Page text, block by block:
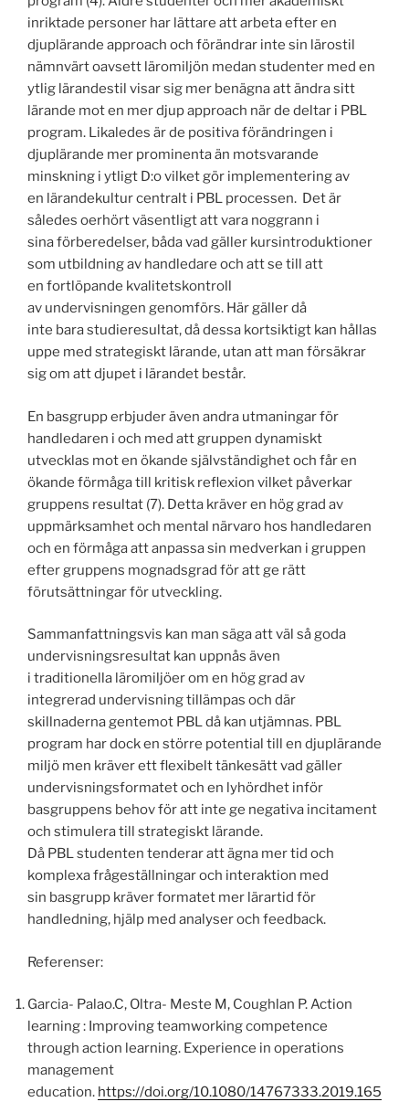
inriktade personer har lättare att arbeta efter en
djuplärande approach och förändrar inte sin lärostil
nämnvärt oavsett läromiljön medan studenter med en
ytlig lärandestil visar sig mer benägna att ändra sitt
lärande mot en mer djup approach när de deltar i PBL
program. Likaledes är de positiva förändringen i
djuplärande mer prominenta än motsvarande
minskning i ytligt D:o vilket gör implementering av
en lärandekultur centralt i PBL processen. Det är
således oerhört väsentligt att vara noggrann i
sina förberedelser, båda vad gäller kursintroduktioner
som utbildning av handledare och att se till att
en fortlöpande kvalitetskontroll
av undervisningen genomförs. Här gäller då
inte bara studieresultat, då dessa kortsiktigt kan hållas
uppe med strategiskt lärande, utan att man försäkrar
sig om att djupet i lärandet består.
En basgrupp erbjuder även andra utmaningar för
handledaren i och med att gruppen dynamiskt
utvecklas mot en ökande självständighet och får en
ökande förmåga till kritisk reflexion vilket påverkar
gruppens resultat (7). Detta kräver en hög grad av
uppmärksamhet och mental närvaro hos handledaren
och en förmåga att anpassa sin medverkan i gruppen
efter gruppens mognadsgrad för att ge rätt
förutsättningar för utveckling.
Sammanfattningsvis kan man säga att väl så goda
undervisningsresultat kan uppnås även
i traditionella läromiljöer om en hög grad av
integrerad undervisning tillämpas och där
skillnaderna gentemot PBL då kan utjämnas. PBL
program har dock en större potential till en djuplärande
miljö men kräver ett flexibelt tänkesätt vad gäller
undervisningsformatet och en lyhördhet inför
basgruppens behov för att inte ge negativa incitament
och stimulera till strategiskt lärande.
Då PBL studenten tenderar att ägna mer tid och
komplexa frågeställningar och interaktion med
sin basgrupp kräver formatet mer lärartid för
handledning, hjälp med analyser och feedback.
Referenser:
Garcia- Palao.C, Oltra- Meste M, Coughlan P. Action
learning : Improving teamworking competence
through action learning. Experience in operations
management
education. https://doi.org/10.1080/14767333.2019.165